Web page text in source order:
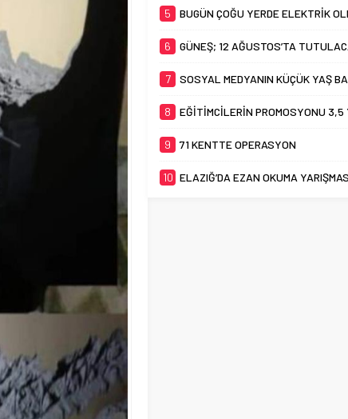
5 BUGÜN ÇOĞU YERDE ELEKTRİK
6 GÜNEŞ; 12 AĞUSTOS’TA
7 SOSYAL MEDYANIN KÜÇÜK YAŞ
8 EĞİTİMCİLERİN PROMOSYONU 3,5
9 71 KENTTE OPERASYON
10 ELAZIĞ’DA EZAN OKUMA